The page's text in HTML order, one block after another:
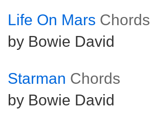
Life On Mars Chords
by Bowie David
Starman Chords
by Bowie David